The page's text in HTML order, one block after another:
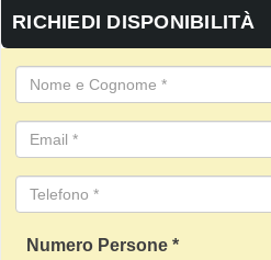
RICHIEDI DISPONIBILITÀ
Numero Persone *